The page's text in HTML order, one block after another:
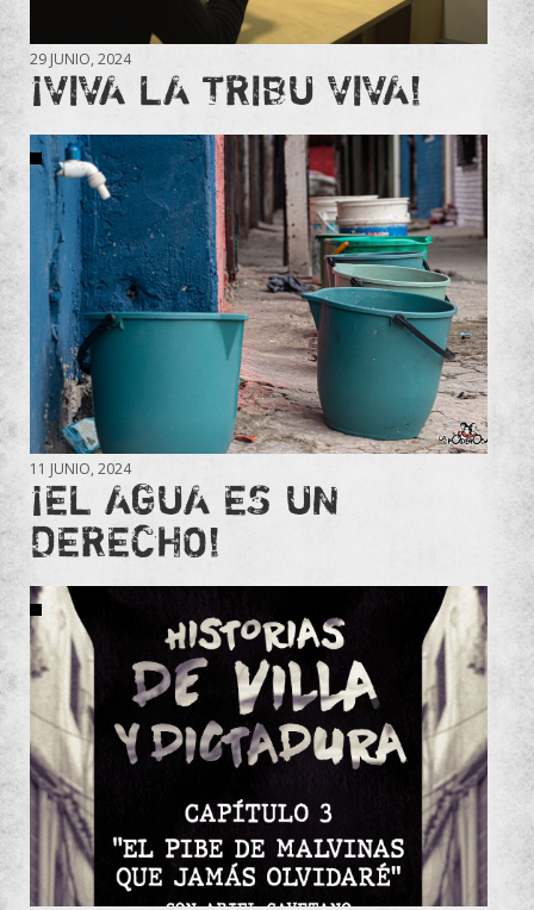
29 JUNIO, 2024
¡VIVA LA TRIBU VIVA!
11 JUNIO, 2024
¡EL AGUA ES UN
DERECHO!